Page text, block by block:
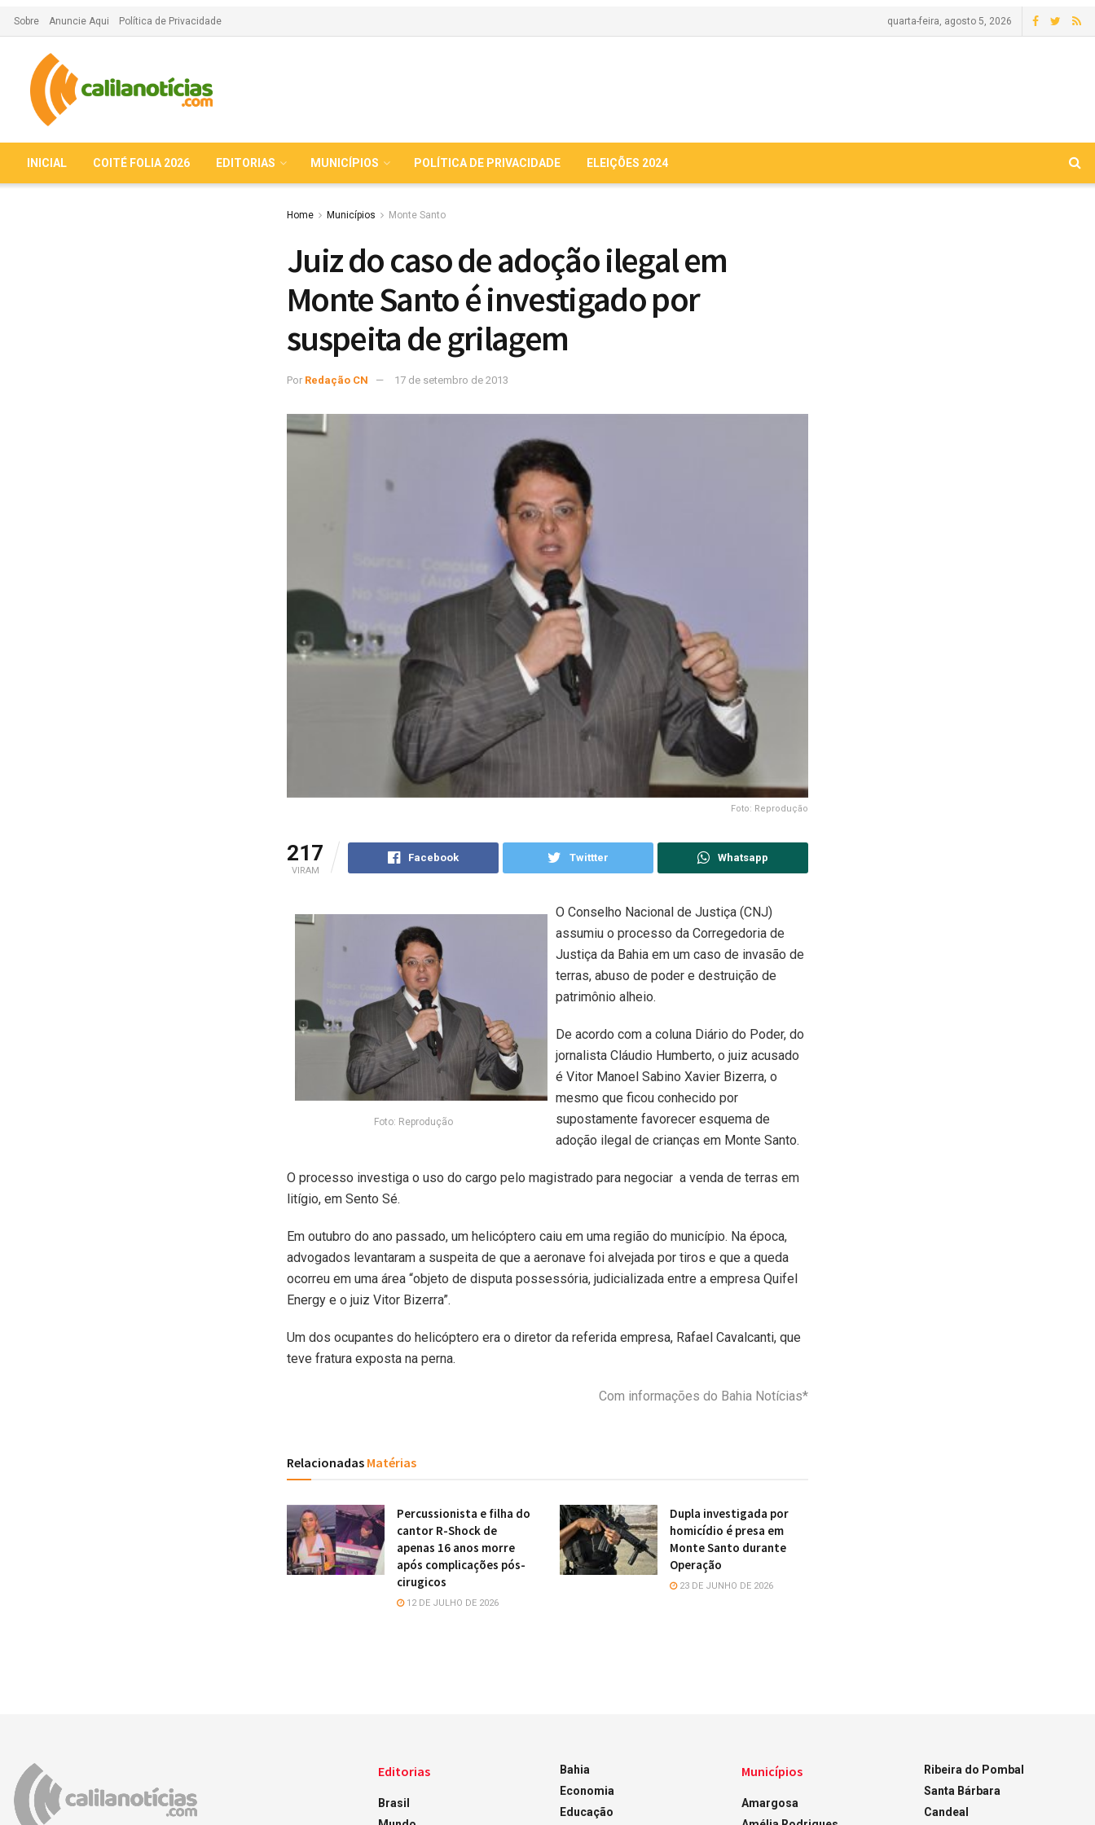
Sobre Anuncie Aqui Política de Privacidade quarta-feira, agosto 5, 2026
INICIAL COITÉ FOLIA 2026 EDITORIAS MUNICÍPIOS POLÍTICA DE PRIVACIDADE ELEIÇÕES 2024
Home Municípios Monte Santo
Juiz do caso de adoção ilegal em
Monte Santo é investigado por
suspeita de grilagem
Por Redação CN 17 de setembro de 2013
Foto: Reprodução
217
VIRAM
Facebook Twittter Whatsapp
Foto: Reprodução
O Conselho Nacional de Justiça (CNJ)
assumiu o processo da Corregedoria de
Justiça da Bahia em um caso de invasão de
terras, abuso de poder e destruição de
patrimônio alheio.
De acordo com a coluna Diário do Poder, do
jornalista Cláudio Humberto, o juiz acusado
é Vitor Manoel Sabino Xavier Bizerra, o
mesmo que ficou conhecido por
supostamente favorecer esquema de
adoção ilegal de crianças em Monte Santo.
O processo investiga o uso do cargo pelo magistrado para negociar a venda de terras em
litígio, em Sento Sé.
Em outubro do ano passado, um helicóptero caiu em uma região do município. Na época,
advogados levantaram a suspeita de que a aeronave foi alvejada por tiros e que a queda
ocorreu em uma área “objeto de disputa possessória, judicializada entre a empresa Quifel
Energy e o juiz Vitor Bizerra”.
Um dos ocupantes do helicóptero era o diretor da referida empresa, Rafael Cavalcanti, que
teve fratura exposta na perna.
Com informações do Bahia Notícias*
Relacionadas Matérias
Percussionista e filha do
cantor R-Shock de
apenas 16 anos morre
após complicações pós-
cirugicos
12 DE JULHO DE 2026
Dupla investigada por
homicídio é presa em
Monte Santo durante
Operação
23 DE JUNHO DE 2026
Editorias
Brasil
Bahia
Economia
Educação
Municípios
Amargosa
Ribeira do Pombal
Santa Bárbara
Candeal